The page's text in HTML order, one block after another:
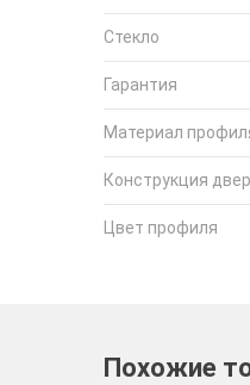
Стекло
Гарантия
Материал
Конструкция
Цвет профиля
Похожие